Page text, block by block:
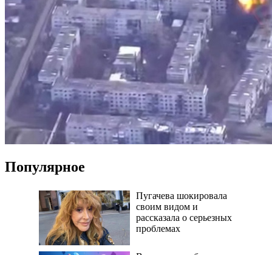
Популярное
Пугачева шокировала
своим видом и
рассказала о серьезных
проблемах